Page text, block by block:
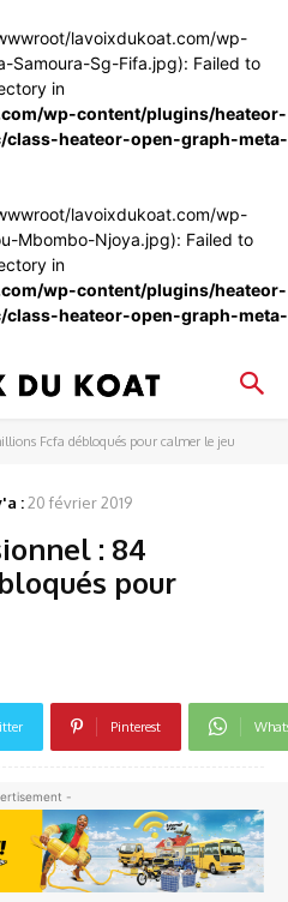
lavoixdukoat.com/wp-
Samoura-Sg-Fifa.jpg): Failed to
in
wp-content/plugins/heateor-
heateor-open-graph-meta-
lavoixdukoat.com/wp-
Mbombo-Njoya.jpg): Failed to
in
wp-content/plugins/heateor-
heateor-open-graph-meta-
Fcfa débloqués pour calmer le jeu
:20 février 2019
: 84
pour
Pinterest
-